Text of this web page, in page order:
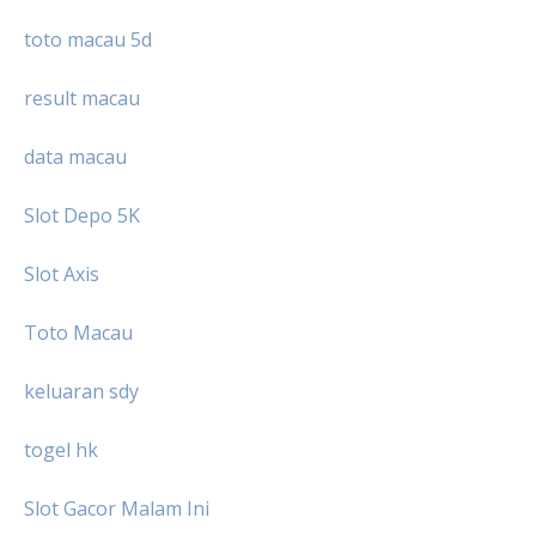
toto macau 5d
result macau
data macau
Slot Depo 5K
Slot Axis
Toto Macau
keluaran sdy
togel hk
Slot Gacor Malam Ini